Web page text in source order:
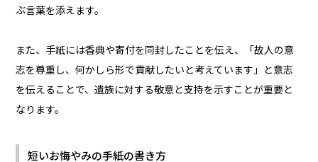
ぶ言葉を添えます。
また、手紙には香典や寄付を同封したことを伝え、「故人の意
志を尊重し、何かしら形で貢献したいと考えています」と意志
を伝えることで、遺族に対する敬意と支持を示すことが重要と
なります。
短いお悔やみの手紙の書き方